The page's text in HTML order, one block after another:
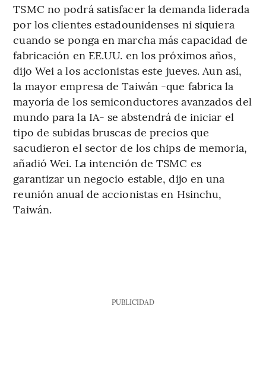
TSMC no podrá satisfacer la demanda liderada
por los clientes estadounidenses ni siquiera
cuando se ponga en marcha más capacidad de
fabricación en EE.UU. en los próximos años,
dijo Wei a los accionistas este jueves. Aun así,
la mayor empresa de Taiwán -que fabrica la
mayoría de los semiconductores avanzados del
mundo para la IA- se abstendrá de iniciar el
tipo de subidas bruscas de precios que
sacudieron el sector de los chips de memoria,
añadió Wei. La intención de TSMC es
garantizar un negocio estable, dijo en una
reunión anual de accionistas en Hsinchu,
Taiwán.
PUBLICIDAD